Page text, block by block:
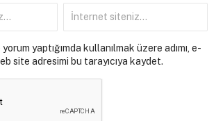
yaptığımda kullanılmak üzere adımı, e-
site adresimi bu tarayıcıya kaydet.